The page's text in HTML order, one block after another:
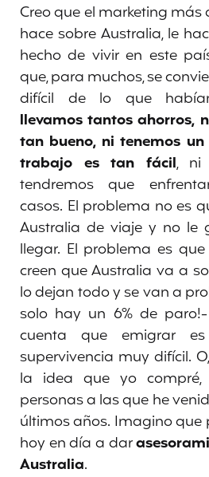
Creo que el marketing más
hace sobre Australia, le
hecho de vivir en este
que, para muchos, se
difícil de lo que
llevamos tantos ahorros,
tan bueno, ni tenemos
trabajo es tan fácil, ni
tendremos que
casos. El problema no es
Australia de viaje y no le
llegar. El problema es
creen que Australia va a
lo dejan todo y se van a
solo hay un 6% de
cuenta que emigrar
supervivencia muy difícil.
la idea que yo
personas a las que he
últimos años. Imagino que
hoy en día a dar
Australia.